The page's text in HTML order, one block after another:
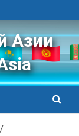
Азии